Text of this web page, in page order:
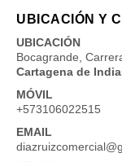
UBICACIÓN Y
UBICACIÓN
Bocagrande,
Cartagena de
MÓVIL
+573106022515
EMAIL